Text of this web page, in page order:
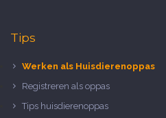
Tips
Werken als Huisdierenoppas
Registreren als oppas
Tips huisdierenoppas